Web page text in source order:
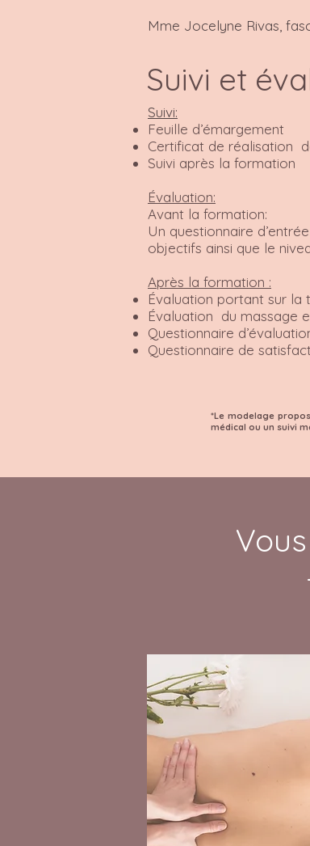
Mme Jocelyne Rivas,
Suivi et
Suivi:
Feuille d’émargement
Certificat de réalisation
Suivi après la formation
Évaluation:
Avant la formation:
Un questionnaire
objectifs ainsi que le
Après la formation :
Évaluation portant sur la
Évaluation du massage
Questionnaire
Questionnaire de
*Le modelage
médical ou un suivi